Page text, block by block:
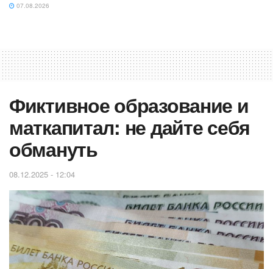
07.08.2026
Фиктивное образование и
маткапитал: не дайте себя
обмануть
08.12.2025 - 12:04